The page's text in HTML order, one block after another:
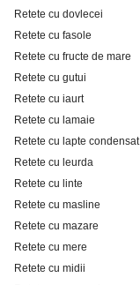
Retete cu dovlecei
Retete cu fasole
Retete cu fructe de mare
Retete cu gutui
Retete cu iaurt
Retete cu lamaie
Retete cu lapte condensat
Retete cu leurda
Retete cu linte
Retete cu masline
Retete cu mazare
Retete cu mere
Retete cu midii